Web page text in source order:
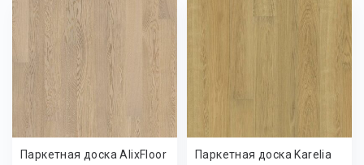
Паркетная доска AlixFloor
Паркетная доска Karelia